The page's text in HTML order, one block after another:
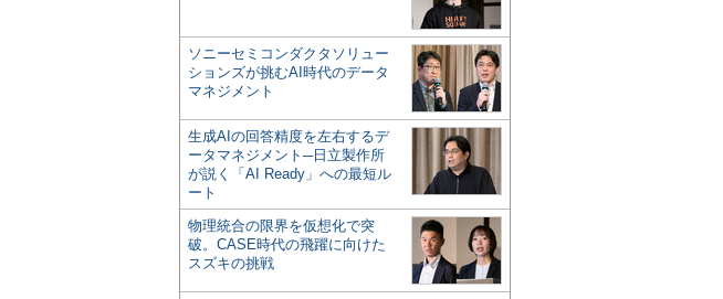
ソニーセミコンダクタソリュー
ションズが挑むAI時代のデータ
マネジメント
生成AIの回答精度を左右するデ
ータマネジメント─日立製作所
が説く「AI Ready」への最短ル
ート
物理統合の限界を仮想化で突
破。CASE時代の飛躍に向けた
スズキの挑戦